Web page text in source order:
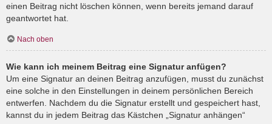
einen Beitrag nicht löschen können, wenn bereits jemand darauf
geantwortet hat.
Nach oben
Wie kann ich meinem Beitrag eine Signatur anfügen?
Um eine Signatur an deinen Beitrag anzufügen, musst du zunächst
eine solche in den Einstellungen in deinem persönlichen Bereich
entwerfen. Nachdem du die Signatur erstellt und gespeichert hast,
kannst du in jedem Beitrag das Kästchen „Signatur anhängen“